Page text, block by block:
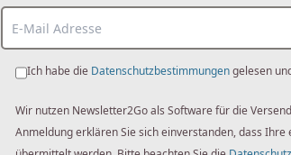
Ich habe die Datenschutzbestimmungengelesen
Wir nutzen Newsletter2Go als Software für die
Anmeldung erklären Sie sich einverstanden, dass